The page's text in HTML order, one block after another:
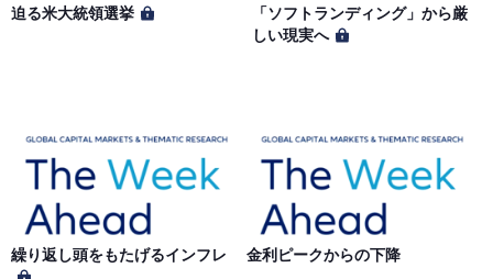
侵害する行為を行ってはならないものとします。
第７条（個人情報の取扱い）
当社は、会員の個人情報を別途オンライン上に掲示する
「プライバシーポリシー」に基づき、適切に取り扱うもの
迫る米大統領選挙
「ソフトランディング」から厳
しい現実へ
繰り返し頭をもたげるインフレ 金利ピークからの下降